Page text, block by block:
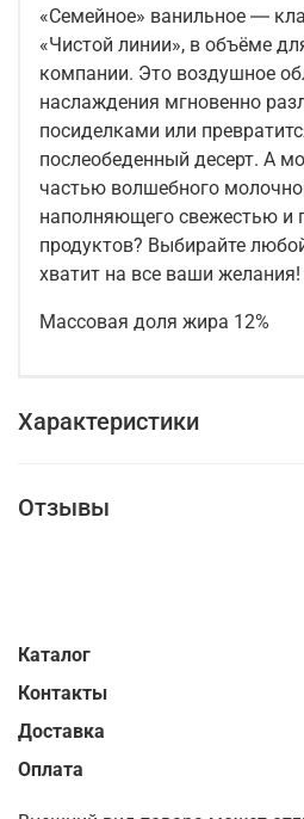
«Семейное» ванильное ―
«Чистой линии», в объёме
компании. Это воздушное
наслаждения мгновенно
посиделками или
послеобеденный десерт. А
частью волшебного
наполняющего свежестью и
продуктов? Выбирайте
хватит на все ваши желания!
Массовая доля жира 12%
Характеристики
Отзывы
Каталог
Контакты
Доставка
Оплата